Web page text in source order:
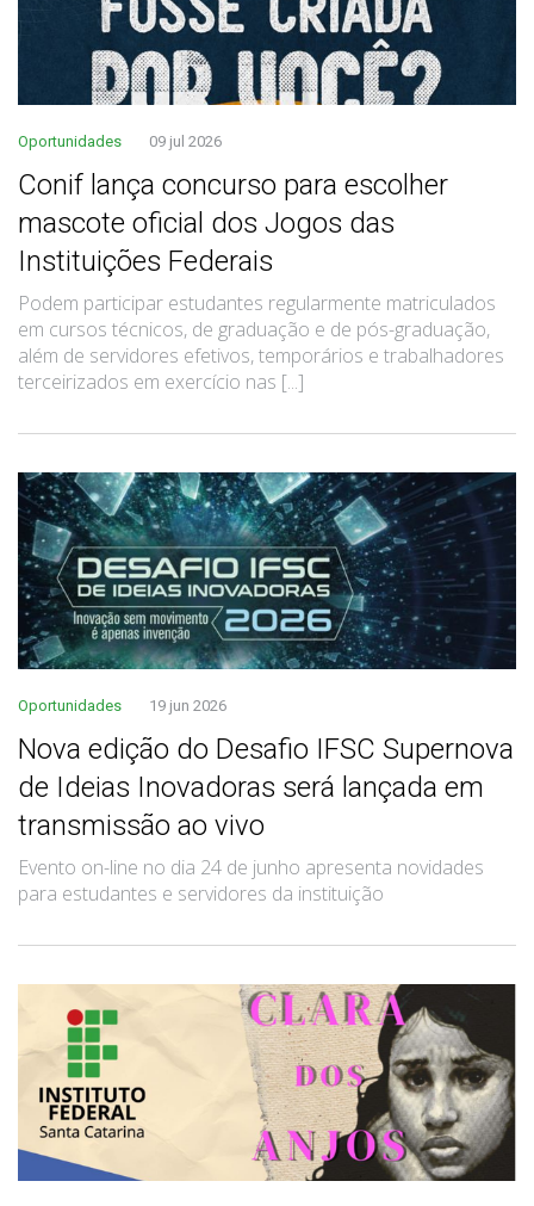
Oportunidades 09 jul 2026
Conif lança concurso para escolher
mascote oficial dos Jogos das
Instituições Federais
Podem participar estudantes regularmente matriculados
em cursos técnicos, de graduação e de pós-graduação,
além de servidores efetivos, temporários e trabalhadores
terceirizados em exercício nas [...]
Oportunidades 19 jun 2026
Nova edição do Desafio IFSC Supernova
de Ideias Inovadoras será lançada em
transmissão ao vivo
Evento on-line no dia 24 de junho apresenta novidades
para estudantes e servidores da instituição